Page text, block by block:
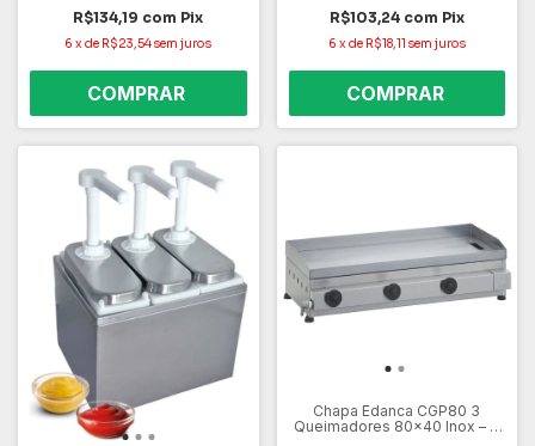
R$134,19 com Pix
6 xde R$23,54sem juros
R$103,24 com Pix
6 x de R$18,11 sem juros
Chapa Edanca CGP80 3
Queimadores 80x40 Inox – A